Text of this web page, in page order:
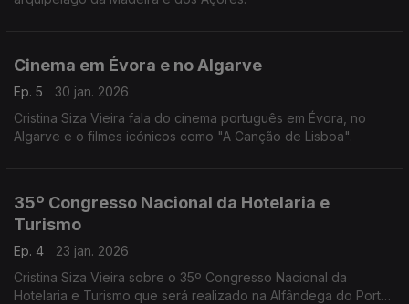
Cinema em Évora e no Algarve
Ep. 5
30 jan. 2026
Cristina Siza Vieira fala do cinema português em Évora, no
Algarve e o filmes icónicos como "A Canção de Lisboa".
35º Congresso Nacional da Hotelaria e
Turismo
Ep. 4
23 jan. 2026
Cristina Siza Vieira sobre o 35º Congresso Nacional da
Hotelaria e Turismo que será realizado na Alfândega do Porto,